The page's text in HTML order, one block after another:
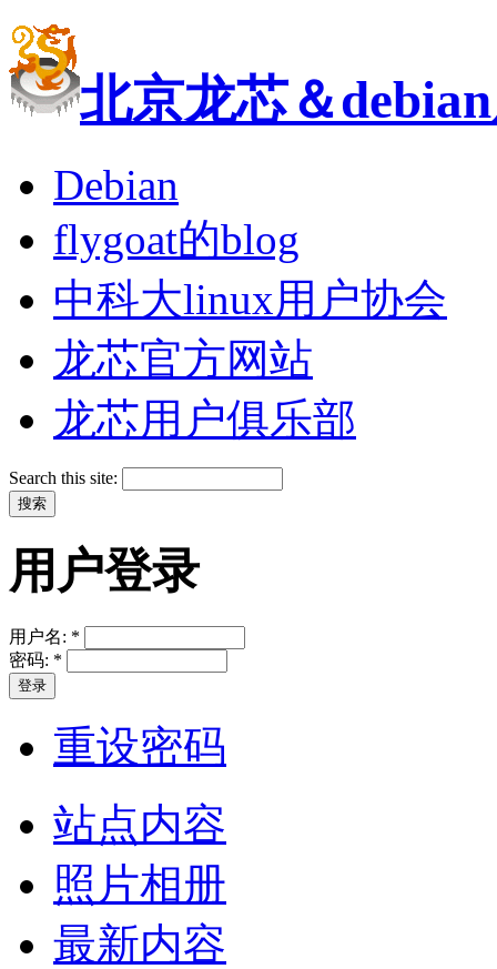
北京龙芯＆
Debian
flygoat的blog
中科大linux用户协会
龙芯官方网站
龙芯用户俱乐部
Search this site:
用户登录
用户名: *
密码: *
重设密码
站点内容
照片相册
最新内容